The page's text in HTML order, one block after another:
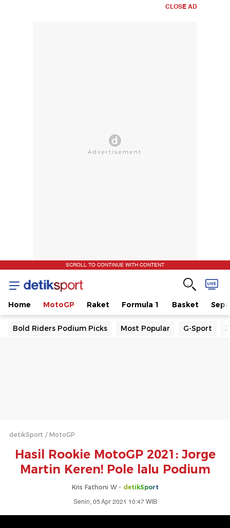
CLOSE AD
SCROLL TO CONTINUE WITH CONTENT
Home MotoGP Raket Formula 1 Basket
Bold Riders Podium Picks Most Popular G-Sport
detikSport MotoGP
Hasil Rookie MotoGP 2021: Jorge
Martin Keren! Pole lalu Podium
Kris Fathoni W - detikSport
Senin, 05 Apr 2021 10:47 WIB